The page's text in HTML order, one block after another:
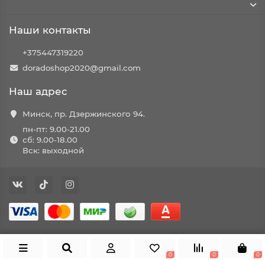
Наши контакты
+375447319220
doradoshop2020@gmail.com
Наш адрес
Минск, пр. Дзержинского 94.
пн-пт: 9.00-21.00
сб: 9.00-18.00
Вск: выходной
0 0 0